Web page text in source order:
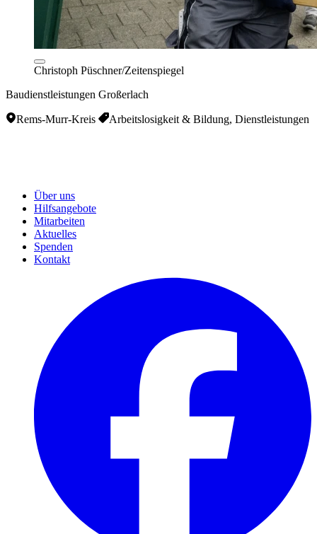
Christoph Püschner/Zeitenspiegel
Baudienstleistungen Großerlach
Rems-Murr-Kreis Arbeitslosigkeit & Bildung, Dienstleistungen
Über uns
Hilfsangebote
Mitarbeiten
Aktuelles
Spenden
Kontakt